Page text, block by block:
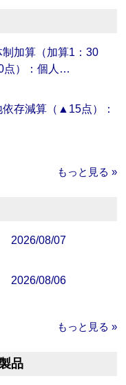
制加算（加算1：30
点）：個人…
依存減算（▲15点）：
もっと見る »
2026/08/07
2026/08/06
もっと見る »
品